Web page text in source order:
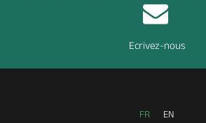
Ecrivez-nous
FR EN